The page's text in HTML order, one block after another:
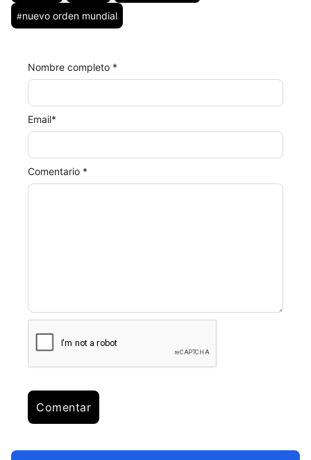
#nuevo orden mundial
Comentario *
Nombre completo *
Email*